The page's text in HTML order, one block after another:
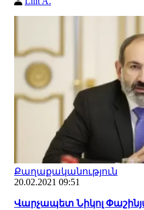
Քաղաքականություն
20.02.2021 09:51
Վարչապետ Նիկոլ